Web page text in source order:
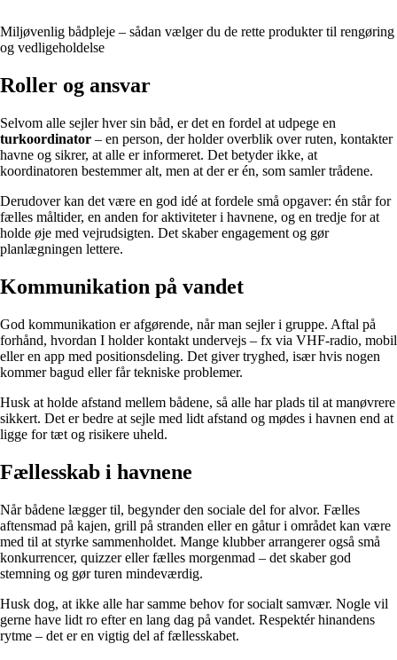
Miljøvenlig bådpleje – sådan vælger du de rette produkter til rengøring
og vedligeholdelse
Roller og ansvar
Selvom alle sejler hver sin båd, er det en fordel at udpege en
turkoordinator – en person, der holder overblik over ruten, kontakter
havne og sikrer, at alle er informeret. Det betyder ikke, at
koordinatoren bestemmer alt, men at der er én, som samler trådene.
Derudover kan det være en god idé at fordele små opgaver: én står for
fælles måltider, en anden for aktiviteter i havnene, og en tredje for at
holde øje med vejrudsigten. Det skaber engagement og gør
planlægningen lettere.
Kommunikation på vandet
God kommunikation er afgørende, når man sejler i gruppe. Aftal på
forhånd, hvordan I holder kontakt undervejs – fx via VHF-radio, mobil
eller en app med positionsdeling. Det giver tryghed, især hvis nogen
kommer bagud eller får tekniske problemer.
Husk at holde afstand mellem bådene, så alle har plads til at manøvrere
sikkert. Det er bedre at sejle med lidt afstand og mødes i havnen end at
ligge for tæt og risikere uheld.
Fællesskab i havnene
Når bådene lægger til, begynder den sociale del for alvor. Fælles
aftensmad på kajen, grill på stranden eller en gåtur i området kan være
med til at styrke sammenholdet. Mange klubber arrangerer også små
konkurrencer, quizzer eller fælles morgenmad – det skaber god
stemning og gør turen mindeværdig.
Husk dog, at ikke alle har samme behov for socialt samvær. Nogle vil
gerne have lidt ro efter en lang dag på vandet. Respektér hinandens
rytme – det er en vigtig del af fællesskabet.